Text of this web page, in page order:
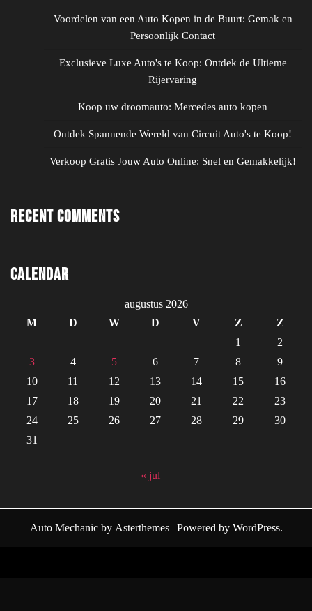
Voordelen van een Auto Kopen in de Buurt: Gemak en
Persoonlijk Contact
Exclusieve Luxe Auto's te Koop: Ontdek de Ultieme
Rijervaring
Koop uw droomauto: Mercedes auto kopen
Ontdek Spannende Wereld van Circuit Auto's te Koop!
Verkoop Gratis Jouw Auto Online: Snel en Gemakkelijk!
Recent Comments
Calendar
augustus 2026
M
D W D V Z
Z
1
2
3
4 5 6 7 8
9
10
11 12 13 14 15
16
17
18 19 20 21 22
23
24
25 26 27 28 29
30
31
« jul
Auto Mechanicby Asterthemes| Powered by WordPress.